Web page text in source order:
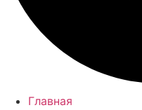
Главная